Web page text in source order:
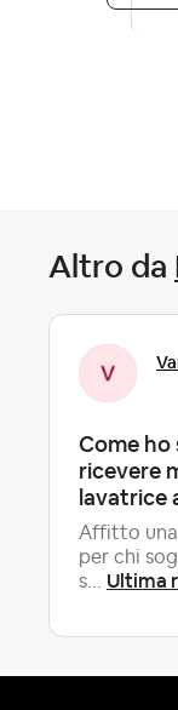
Altro da
Come ho
ricevere
lavatrice
Affitto una
per chi
s... Ultima